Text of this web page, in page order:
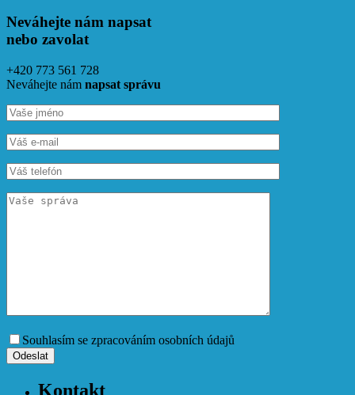
Neváhejte nám napsat
nebo zavolat
+420 773 561 728
Neváhejte nám napsat správu
Souhlasím se zpracováním osobních údajů
Kontakt